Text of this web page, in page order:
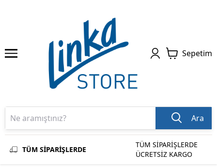
Sepetim
Ara
TÜM SİPARİŞLERDE
TÜM SİPARİŞLERDE
ÜCRETSİZ KARGO